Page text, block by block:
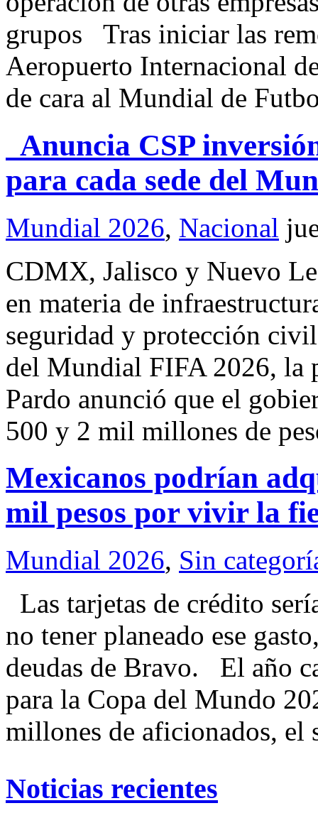
grupos Tras iniciar las
Aeropuerto Internacional
de cara al Mundial de
Anuncia CSP
para cada sede del
Mundial 2026, Nacional
CDMX, Jalisco y Nuevo
en materia de
seguridad y protección
del Mundial FIFA 2026, la
Pardo anunció que el
500 y 2 mil millones de
Mexicanos podrían
mil pesos por vivir la
Mundial 2026, Sin
Las tarjetas de crédito
no tener planeado ese
deudas de Bravo. El año
para la Copa del Mundo
millones de aficionados,
Noticias recientes